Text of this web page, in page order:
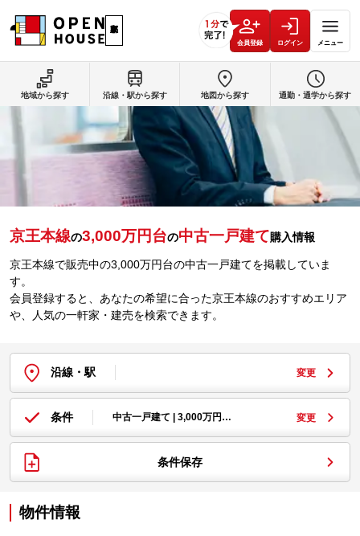
会員登録 ログイン メニュー
京王本線の3,000万円台の中古一戸建て購入情報
京王本線で販売中の3,000万円台の中古一戸建てを掲載していま
す。
会員登録すると、あなたの希望に合った京王本線のおすすめエリア
や、人気の一軒家・建売を検索できます。
沿線・駅 変更
条件 中古一戸建て | 3,000万円… 変更
条件保存
物件情報
地域から探す 沿線・駅から探す 地図から探す 通勤・通学から探す